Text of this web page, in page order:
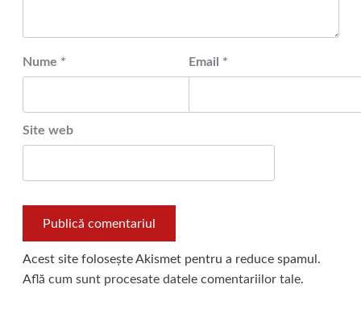
Nume * Email *
Site web
Acest site folosește Akismet pentru a reduce spamul.
Află cum sunt procesate datele comentariilor tale.